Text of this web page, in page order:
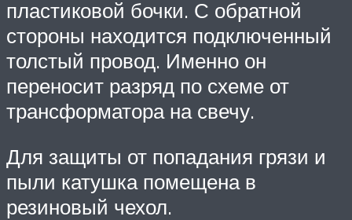
пластиковой бочки. С обратной
стороны находится подключенный
толстый провод. Именно он
переносит разряд по схеме от
трансформатора на свечу.
Для защиты от попадания грязи и
пыли катушка помещена в
резиновый чехол.